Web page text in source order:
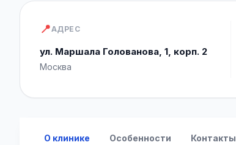
📍АДРЕС
ул. Маршала Голованова, 1, корп. 2
Москва
О клинике Особенности Контакты